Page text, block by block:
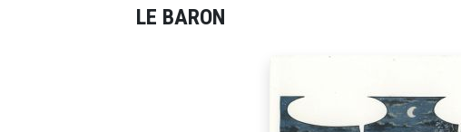
LE BARON